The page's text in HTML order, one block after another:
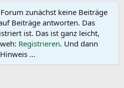
zunächst keine Beiträge
Beiträge antworten. Das
ist. Das ist ganz leicht,
Registrieren. Und dann
...